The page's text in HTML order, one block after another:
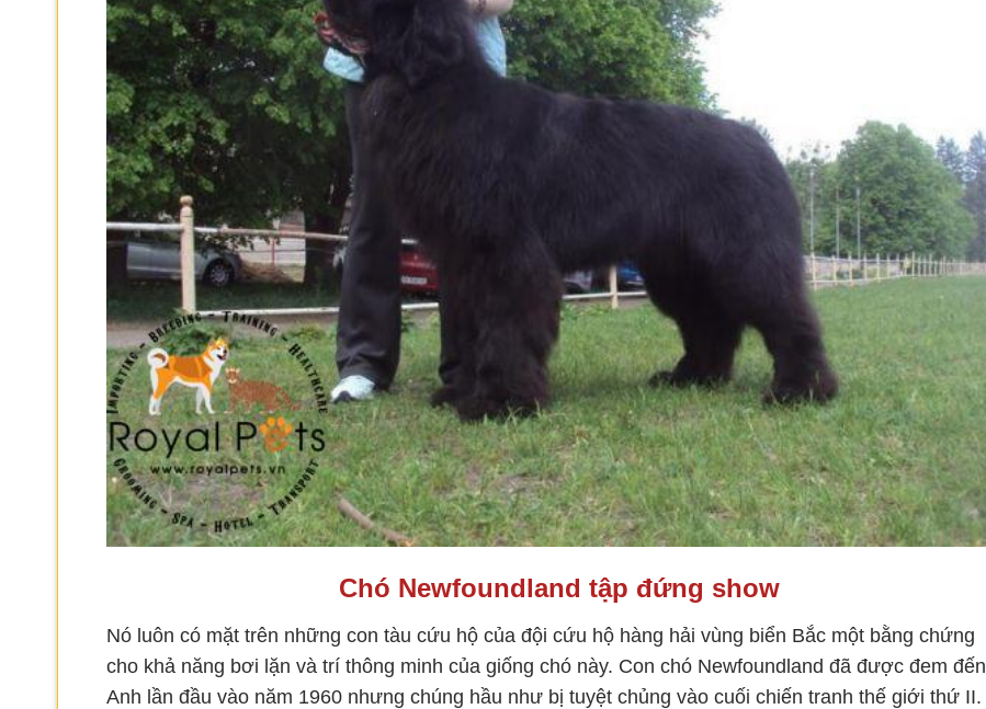
Chó Newfoundland tập đứng show
Nó luôn có mặt trên những con tàu cứu hộ của đội cứu hộ hàng hải vùng biển Bắc một bằng chứng
cho khả năng bơi lặn và trí thông minh của giống chó này. Con chó Newfoundland đã được đem đến
Anh lần đầu vào năm 1960 nhưng chúng hầu như bị tuyệt chủng vào cuối chiến tranh thế giới thứ II.